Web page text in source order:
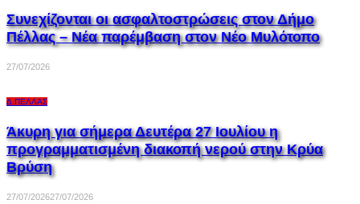
Συνεχίζονται οι ασφαλτοστρώσεις στον Δήμο
Πέλλας – Νέα παρέμβαση στον Νέο Μυλότοπο
27/07/2026
Δ.ΠΈΛΛΑΣ
Άκυρη για σήμερα Δευτέρα 27 Ιουλίου η
προγραμματισμένη διακοπή νερού στην Κρύα
Βρύση
27/07/202627/07/2026